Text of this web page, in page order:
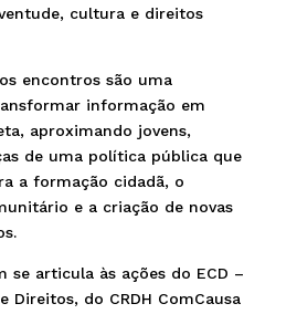
cultura e direitos
os encontros são uma
informação em
aproximando jovens,
de uma política pública que
a formação cidadã, o
e a criação de novas
se articula às ações do ECD –
Direitos, do CRDH ComCausa